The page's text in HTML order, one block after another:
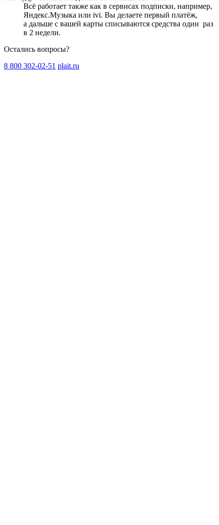
Всё работает также как в сервисах подписки, например,
Яндекс.Музыка или ivi. Вы делаете первый платёж,
а дальше с вашей карты списываются средства один раз
в 2 недели.
Остались вопросы?
8 800 302-02-51 plait.ru